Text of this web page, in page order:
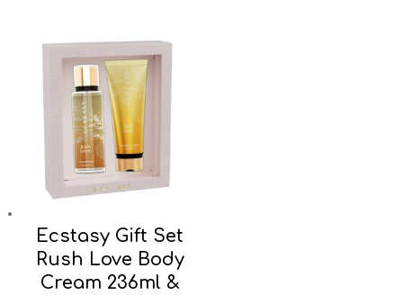
Ecstasy Gift Set
Rush Love Body
Cream 236ml &